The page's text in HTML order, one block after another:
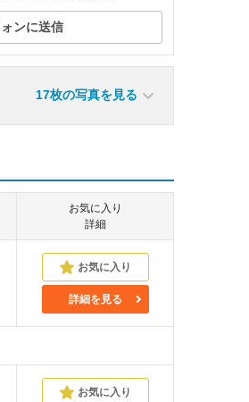
ンに送信
17枚の写真を見る
お気に入り
詳細
詳細を見る